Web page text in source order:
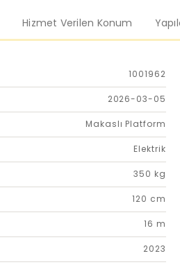
Hizmet Verilen Konum
1001962
2026-03-05
Makaslı Platform
Elektrik
350 kg
120 cm
16 m
2023